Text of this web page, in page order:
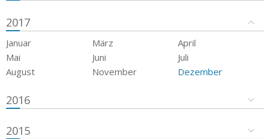
2017
Januar März
April
Mai
Juni
Juli
August
November Dezember
2016
2015